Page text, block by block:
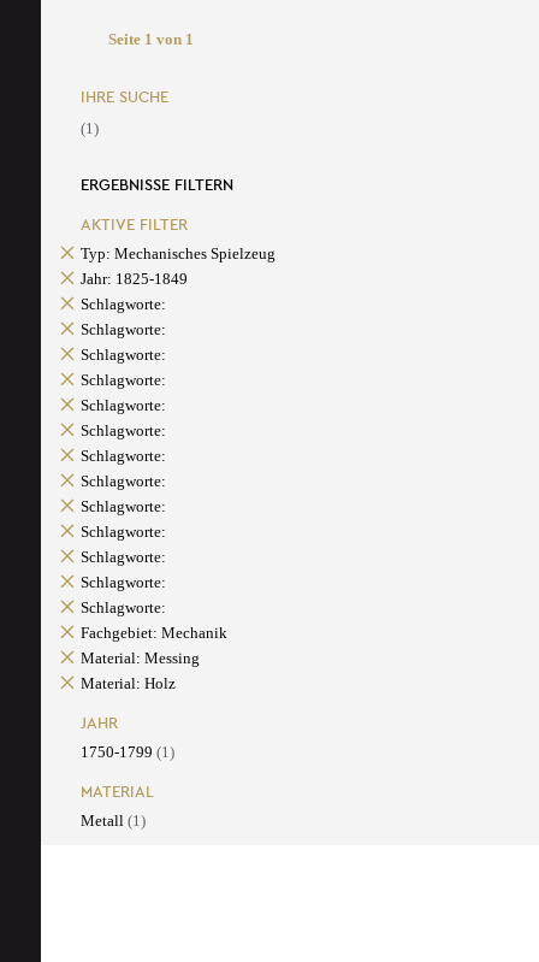
Seite 1 von 1
IHRE SUCHE
(1)
ERGEBNISSE FILTERN
AKTIVE FILTER
Typ: Mechanisches Spielzeug
Jahr: 1825-1849
Schlagworte:
Schlagworte:
Schlagworte:
Schlagworte:
Schlagworte:
Schlagworte:
Schlagworte:
Schlagworte:
Schlagworte:
Schlagworte:
Schlagworte:
Schlagworte:
Schlagworte:
Fachgebiet: Mechanik
Material: Messing
Material: Holz
JAHR
1750-1799 (1)
MATERIAL
Metall (1)